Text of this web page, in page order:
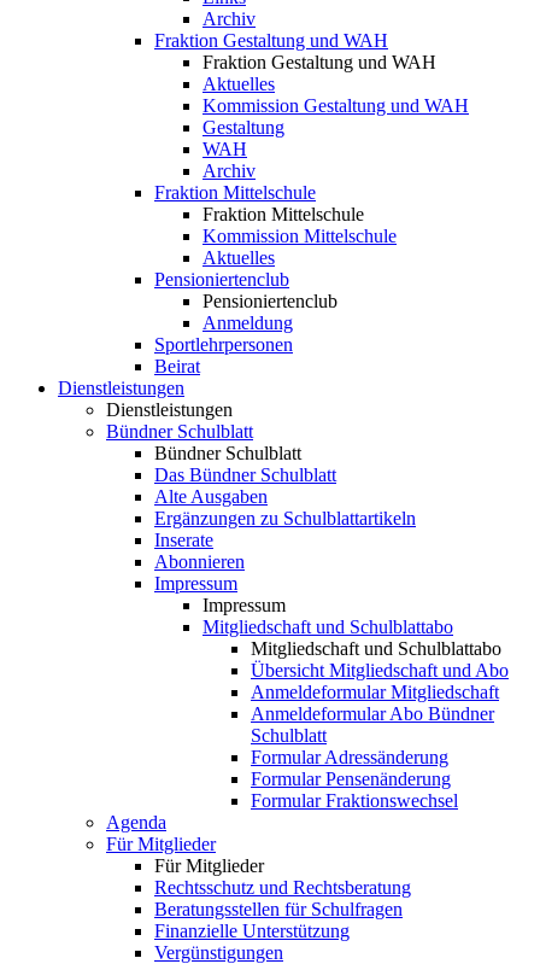
Archiv
Fraktion Gestaltung und WAH
Fraktion Gestaltung und WAH
Aktuelles
Kommission Gestaltung und WAH
Gestaltung
WAH
Archiv
Fraktion Mittelschule
Fraktion Mittelschule
Kommission Mittelschule
Aktuelles
Pensioniertenclub
Pensioniertenclub
Anmeldung
Sportlehrpersonen
Beirat
Dienstleistungen
Dienstleistungen
Bündner Schulblatt
Bündner Schulblatt
Das Bündner Schulblatt
Alte Ausgaben
Ergänzungen zu Schulblattartikeln
Inserate
Abonnieren
Impressum
Impressum
Mitgliedschaft und Schulblattabo
Mitgliedschaft und Schulblattabo
Übersicht Mitgliedschaft und Abo
Anmeldeformular Mitgliedschaft
Anmeldeformular Abo Bündner
Schulblatt
Formular Adressänderung
Formular Pensenänderung
Formular Fraktionswechsel
Agenda
Für Mitglieder
Für Mitglieder
Rechtsschutz und Rechtsberatung
Beratungsstellen für Schulfragen
Finanzielle Unterstützung
Vergünstigungen